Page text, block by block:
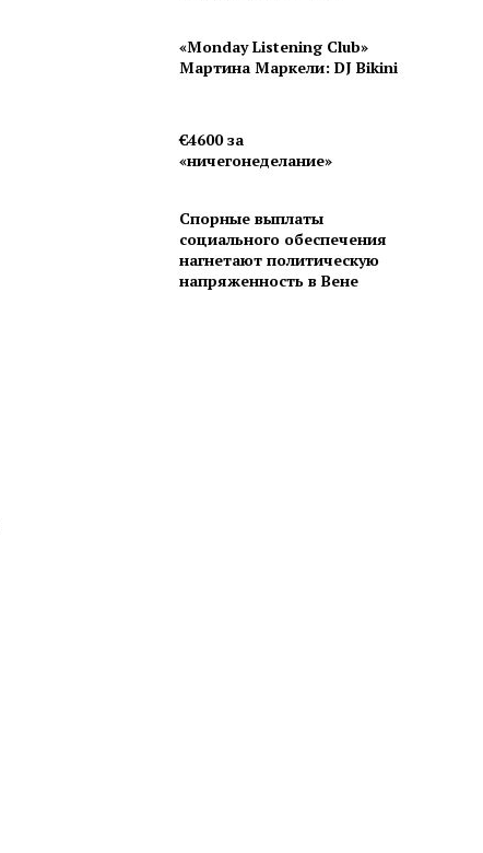
«Monday Listening Club»
Мартина Маркели: DJ Bikini
€4600 за
«ничегонеделание»
Спорные выплаты
социального обеспечения
нагнетают политическую
напряженность в Вене